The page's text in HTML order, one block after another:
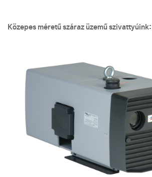
Közepes méretű száraz üzemű szivattyúink: